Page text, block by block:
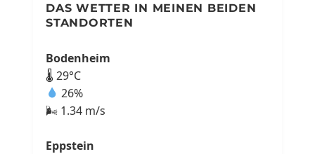
DAS WETTER IN MEINEN BEIDEN
STANDORTEN
Bodenheim
🌡 29°C
26%
🌬 1.34 m/s
Eppstein